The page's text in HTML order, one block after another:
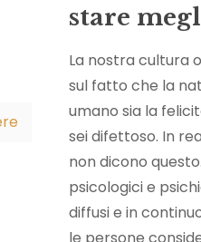
stare
La nostra cultura
sul fatto che la
umano sia la
sei difettoso. In
non dicono
psicologici e
diffusi e in